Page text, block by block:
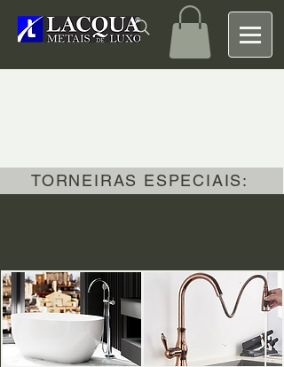
TORNEIRAS ESPECIAIS: